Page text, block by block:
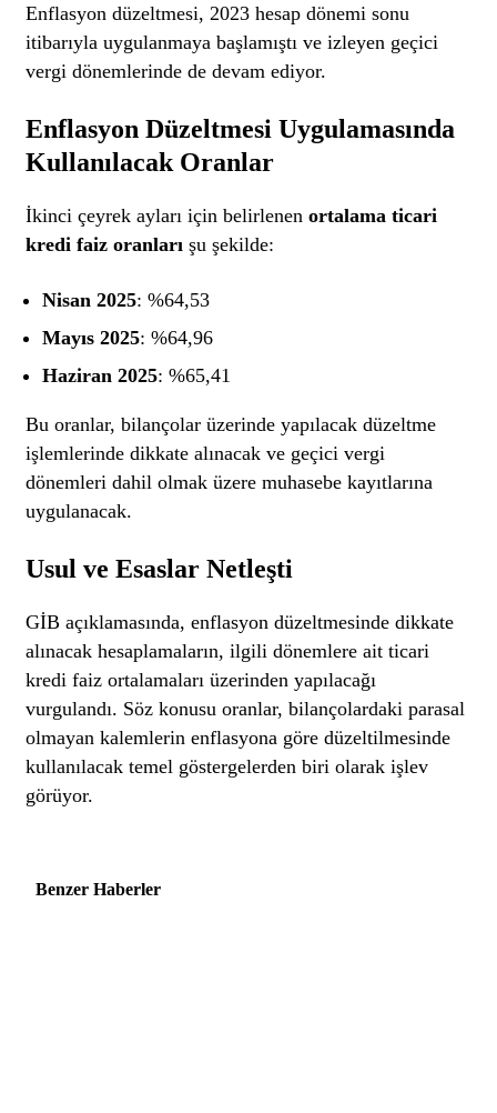
Enflasyon düzeltmesi, 2023 hesap dönemi sonu
itibarıyla uygulanmaya başlamıştı ve izleyen geçici
vergi dönemlerinde de devam ediyor.
Enflasyon Düzeltmesi Uygulamasında
Kullanılacak Oranlar
İkinci çeyrek ayları için belirlenenortalama ticari
kredi faiz oranları şu şekilde:
Nisan 2025: %64,53
Mayıs 2025: %64,96
Haziran 2025: %65,41
Bu oranlar, bilançolar üzerinde yapılacak düzeltme
işlemlerinde dikkate alınacak ve geçici vergi
dönemleri dahil olmak üzere muhasebe kayıtlarına
uygulanacak.
Usul ve Esaslar Netleşti
GİB açıklamasında, enflasyon düzeltmesinde dikkate
alınacak hesaplamaların, ilgili dönemlere ait ticari
kredi faiz ortalamaları üzerinden yapılacağı
vurgulandı. Söz konusu oranlar, bilançolardaki parasal
olmayan kalemlerin enflasyona göre düzeltilmesinde
kullanılacak temel göstergelerden biri olarak işlev
görüyor.
Benzer Haberler